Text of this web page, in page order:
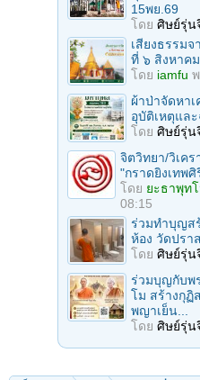
15พย.69
โดย ศิษย์รุ่น
เสียงธรรม
ที่ ๖ สิงหาค
โดย iamfu
ผ้าป่าจัดหา
อุบัติเหตุและ
โดย ศิษย์รุ่น
จิตวิทยา/วิเคร
"กราดยิงเทพ
โดย ยะธาพุท
08:15
ร่วมทําบุญส
ห้อง วัดปรา
โดย ศิษย์รุ่น
ร่วมบุญกับพ
โม สร้างกุฏิ
พญาเย็น...
โดย ศิษย์รุ่น